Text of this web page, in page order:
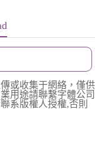
或收集于網絡，僅供
用途請聯繫字體公司
系版權人授權,否則